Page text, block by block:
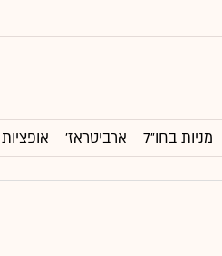
מניות בחו"ל ארביטראז' אופציות